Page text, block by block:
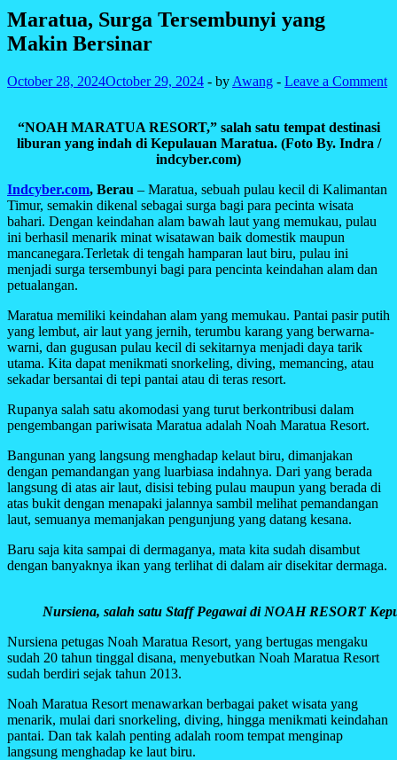
Maratua, Surga Tersembunyi yang
Makin Bersinar
October 28, 2024October 29, 2024 - by Awang - Leave a Comment
“NOAH MARATUA RESORT,” salah satu tempat destinasi
liburan yang indah di Kepulauan Maratua. (Foto By. Indra /
indcyber.com)
Indcyber.com, Berau – Maratua, sebuah pulau kecil di Kalimantan
Timur, semakin dikenal sebagai surga bagi para pecinta wisata
bahari. Dengan keindahan alam bawah laut yang memukau, pulau
ini berhasil menarik minat wisatawan baik domestik maupun
mancanegara.Terletak di tengah hamparan laut biru, pulau ini
menjadi surga tersembunyi bagi para pencinta keindahan alam dan
petualangan.
Maratua memiliki keindahan alam yang memukau. Pantai pasir putih
yang lembut, air laut yang jernih, terumbu karang yang berwarna-
warni, dan gugusan pulau kecil di sekitarnya menjadi daya tarik
utama. Kita dapat menikmati snorkeling, diving, memancing, atau
sekadar bersantai di tepi pantai atau di teras resort.
Rupanya salah satu akomodasi yang turut berkontribusi dalam
pengembangan pariwisata Maratua adalah Noah Maratua Resort.
Bangunan yang langsung menghadap kelaut biru, dimanjakan
dengan pemandangan yang luarbiasa indahnya. Dari yang berada
langsung di atas air laut, disisi tebing pulau maupun yang berada di
atas bukit dengan menapaki jalannya sambil melihat pemandangan
laut, semuanya memanjakan pengunjung yang datang kesana.
Baru saja kita sampai di dermaganya, mata kita sudah disambut
dengan banyaknya ikan yang terlihat di dalam air disekitar dermaga.
Nursiena, salah satu Staff Pegawai di NOAH RESORT
Nursiena petugas Noah Maratua Resort, yang bertugas mengaku
sudah 20 tahun tinggal disana, menyebutkan Noah Maratua Resort
sudah berdiri sejak tahun 2013.
Noah Maratua Resort menawarkan berbagai paket wisata yang
menarik, mulai dari snorkeling, diving, hingga menikmati keindahan
pantai. Dan tak kalah penting adalah room tempat menginap
langsung menghadap ke laut biru.